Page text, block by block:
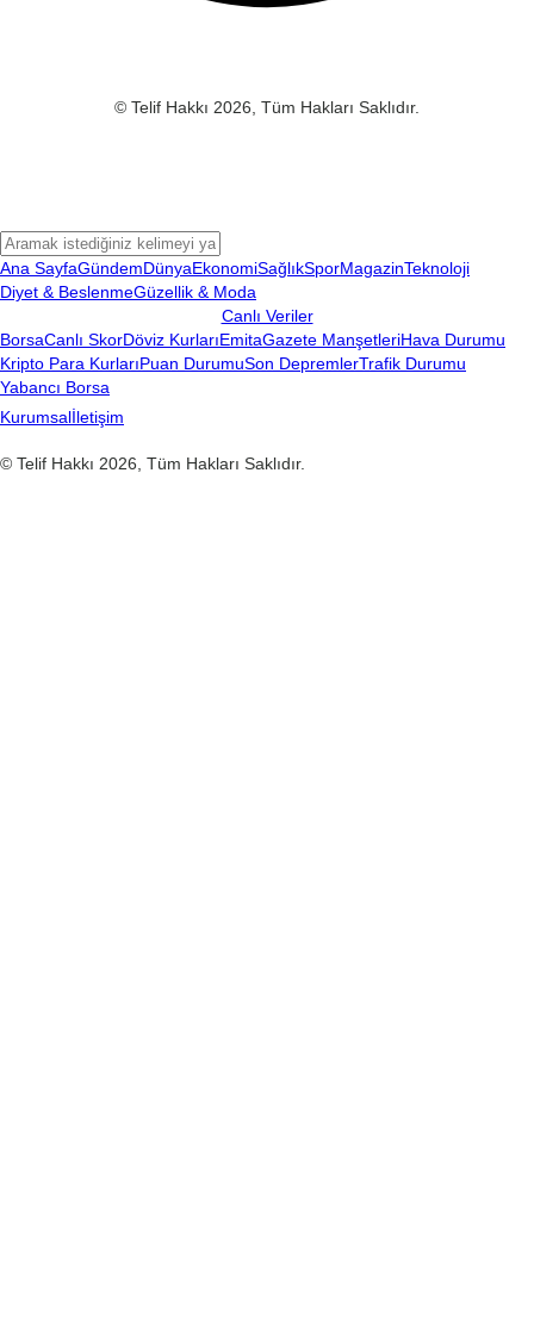
© Telif Hakkı 2026, Tüm Hakları Saklıdır.
Ana SayfaGündemDünyaEkonomiSağlıkSporMagazinTeknoloji
Diyet & BeslenmeGüzellik & Moda
Canlı Veriler
BorsaCanlı SkorDöviz KurlarıEmitaGazete ManşetleriHava Durumu
Kripto Para KurlarıPuan DurumuSon DepremlerTrafik Durumu
Yabancı Borsa
Kurumsalİletişim
© Telif Hakkı 2026, Tüm Hakları Saklıdır.